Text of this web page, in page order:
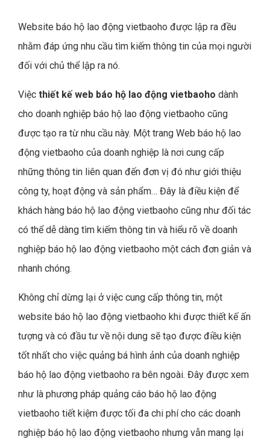
Website báo hộ lao động vietbaoho được lập ra đều
nhằm đáp ứng nhu cầu tìm kiếm thông tin của mọi người
đối với chủ thể lập ra nó.
Việc thiết kế web báo hộ lao động vietbaoho dành
cho doanh nghiệp báo hộ lao động vietbaoho cũng
được tạo ra từ nhu cầu này. Một trang Web báo hộ lao
động vietbaoho của doanh nghiệp là nơi cung cấp
những thông tin liên quan đến đơn vị đó như giới thiệu
công ty, hoạt động và sản phẩm… Đây là điều kiện để
khách hàng báo hộ lao động vietbaoho cũng như đối tác
có thể dễ dàng tìm kiếm thông tin và hiểu rõ về doanh
nghiệp báo hộ lao động vietbaoho một cách đơn giản và
nhanh chóng.
Không chỉ dừng lại ở việc cung cấp thông tin, một
website báo hộ lao động vietbaoho khi được thiết kế ấn
tượng và có đầu tư về nội dung sẽ tạo được điều kiện
tốt nhất cho việc quảng bá hình ảnh của doanh nghiệp
báo hộ lao động vietbaoho ra bên ngoài. Đây được xem
như là phương pháp quảng cáo báo hộ lao động
vietbaoho tiết kiệm được tối đa chi phí cho các doanh
nghiệp báo hộ lao động vietbaoho nhưng vẫn mang lại